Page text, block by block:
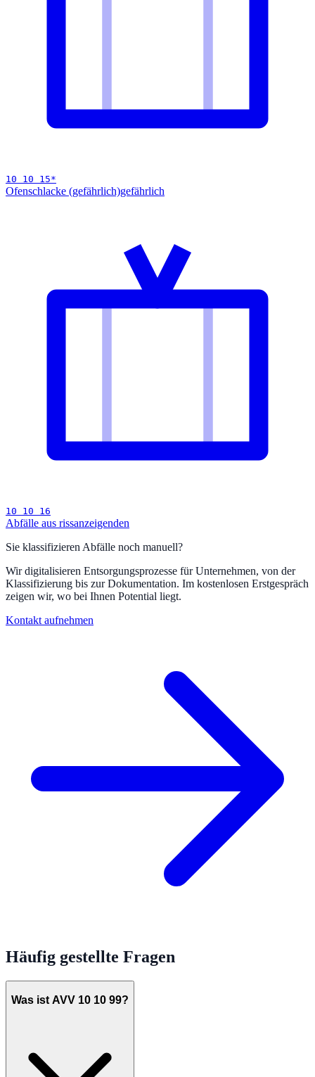
10 10 15*
Ofenschlacke (gefährlich)gefährlich
10 10 16
Abfälle aus rissanzeigenden
Sie klassifizieren Abfälle noch manuell?
Wir digitalisieren Entsorgungsprozesse für Unternehmen, von der
Klassifizierung bis zur Dokumentation. Im kostenlosen Erstgespräch
zeigen wir, wo bei Ihnen Potential liegt.
Kontakt aufnehmen
Häufig gestellte Fragen
Was ist AVV 10 10 99?